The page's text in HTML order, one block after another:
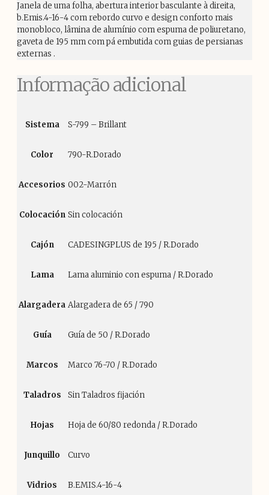
Janela de uma folha, abertura interior basculante à direita,
b.Emis.4-16-4 com rebordo curvo e design conforto mais
monobloco, lâmina de alumínio com espuma de poliuretano,
gaveta de 195 mm com pá embutida com guias de persianas
externas .
Informação adicional
Sistema S-799 – Brillant
Color 790-R.Dorado
Accesorios 002-Marrón
Colocación Sin colocación
Cajón CADESINGPLUS de 195 / R.Dorado
Lama Lama aluminio con espuma / R.Dorado
Alargadera Alargadera de 65 / 790
Guía Guía de 50 / R.Dorado
Marcos Marco 76-70 / R.Dorado
Taladros Sin Taladros fijación
Hojas Hoja de 60/80 redonda / R.Dorado
Junquillo Curvo
Vidrios B.EMIS.4-16-4